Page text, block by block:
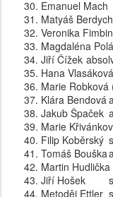
Emanuel Mach
Matyáš Berdych
Veronika
Magdaléna
Jiří Čížek
Hana Vlasáková
Marie Robková
Klára Bendová
Jakub Špaček
Marie
Filip Koběrský
Tomáš Bouška
Martin Hudlička
Jiří Hošek
Metoděj Ettler